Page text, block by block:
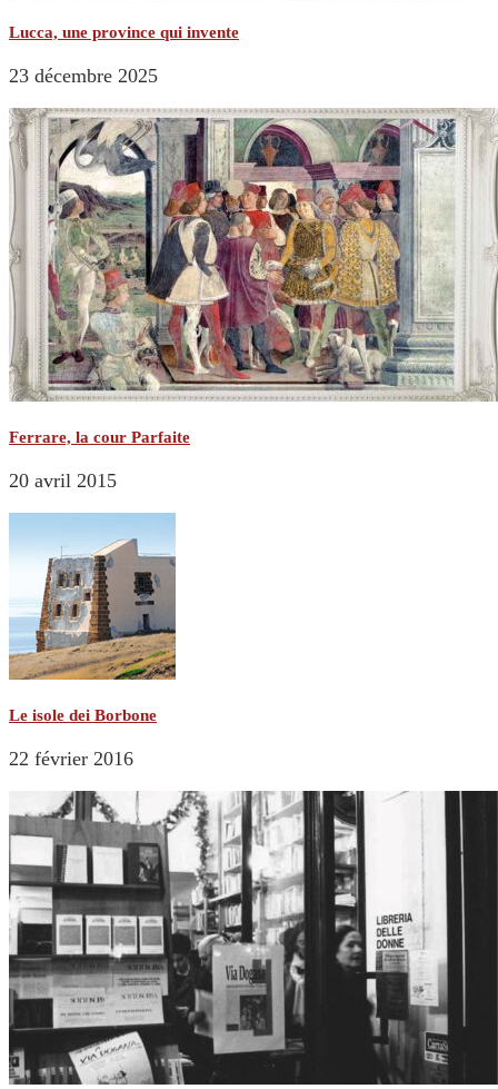
Lucca, une province qui invente
23 décembre 2025
Ferrare, la cour Parfaite
20 avril 2015
Le isole dei Borbone
22 février 2016